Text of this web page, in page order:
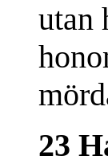
utan
23